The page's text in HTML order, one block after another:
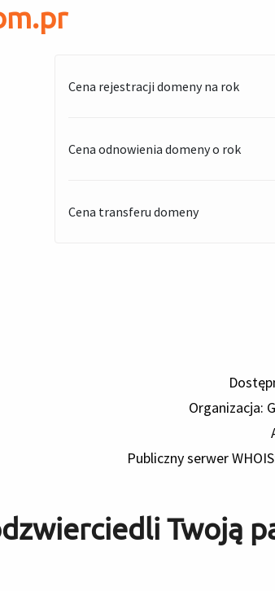
Cena rejestracji domeny na rok
Cena odnowienia domeny o rok
Cena transferu domeny
Organizacja:
Publiczny serwer
Twoją